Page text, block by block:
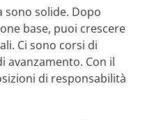
solide. Dopo
base, puoi crescere
Ci sono corsi di
avanzamento. Con il
di responsabilità